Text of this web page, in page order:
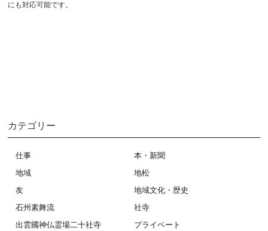
にも対応可能です。
カテゴリー
仕事
本・新聞
地域
地松
友
地域文化・歴史
石州素舞流
社寺
出雲國神仏霊場二十社寺
プライベート